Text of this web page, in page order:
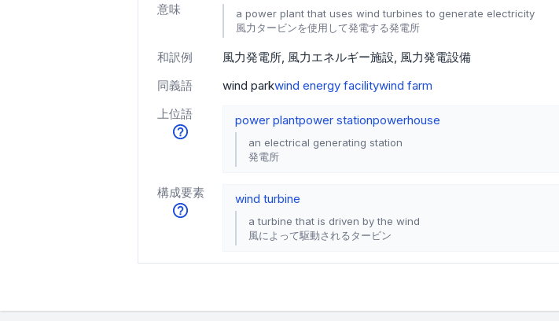
意味
a power plant that uses wind turbines to generate electricity
風力タービンを使用して発電する発電所
和訳例 風力発電所 風力エネルギー施設 風力発電設備
同義語
wind parkwind energy facilitywind farm
上位語
power plantpower stationpowerhouse
an electrical generating station
発電所
構成要素 wind turbine
a turbine that is driven by the wind
風によって駆動されるタービン